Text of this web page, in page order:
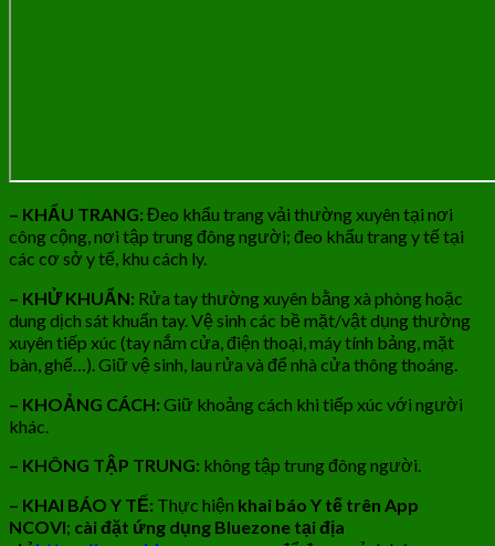
– KHẨU TRANG: Đeo khẩu trang vải thường xuyên tại nơi
công cộng, nơi tập trung đông người; đeo khẩu trang y tế tại
các cơ sở y tế, khu cách ly.
– KHỬ KHUẨN: Rửa tay thường xuyên bằng xà phòng hoặc
dung dịch sát khuẩn tay. Vệ sinh các bề mặt/vật dụng thường
xuyên tiếp xúc (tay nắm cửa, điện thoại, máy tính bảng, mặt
bàn, ghế…). Giữ vệ sinh, lau rửa và để nhà cửa thông thoáng.
– KHOẢNG CÁCH: Giữ khoảng cách khi tiếp xúc với người
khác.
– KHÔNG TẬP TRUNG: không tập trung đông người.
– KHAI BÁO Y TẾ: Thực hiện khai báo Y tế trên App
NCOVI; cài đặt ứng dụng Bluezone tại địa